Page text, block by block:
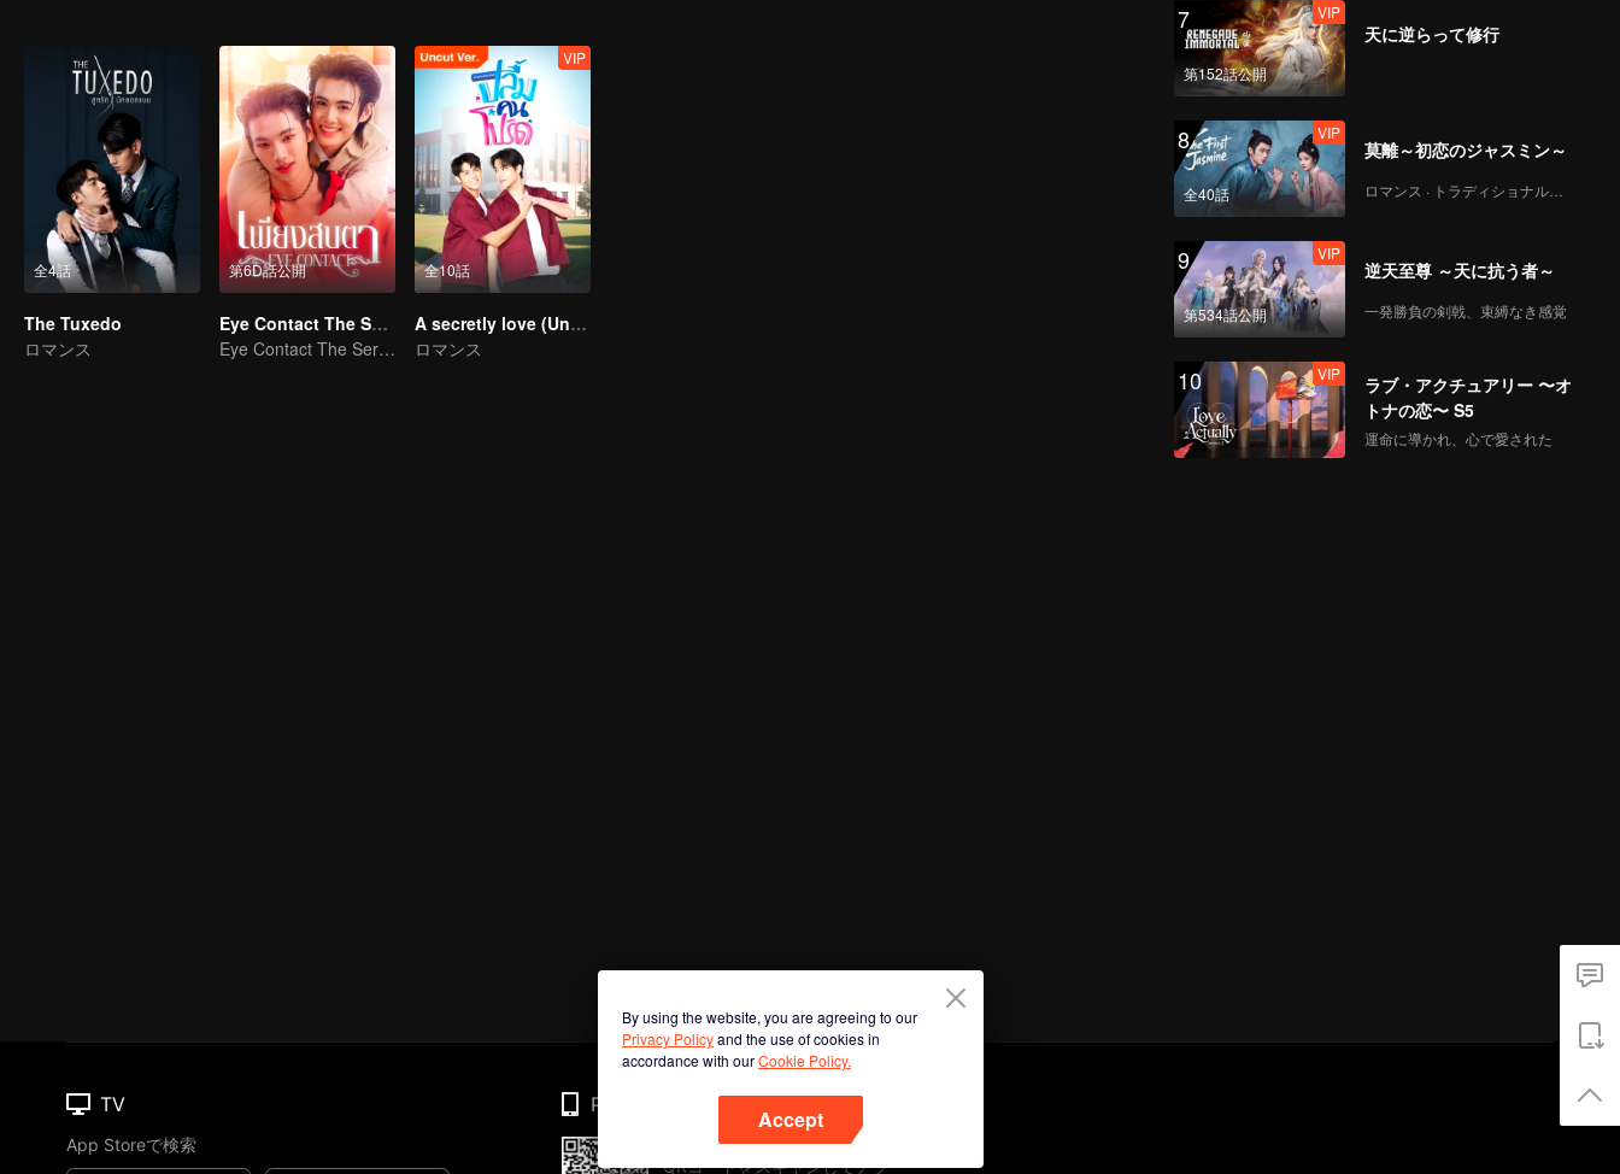
全4話
The Tuxedo
ロマンス
第6D話公開
Eye Contact The Series
Eye Contact The Series
全10話
VIP
A secretly love (Uncut Ver.)
ロマンス
7
第152話公開
VIP
天に逆らって修行
8
全40話
VIP
莫離～初恋のジャスミン～
ロマンス · トラディショナル・コスチューム
9
第534話公開
VIP
逆天至尊 ～天に抗う者～
一発勝負の剣戟、束縛なき感覚
10 VIP
ラブ・アクチュアリー 〜オ
トナの恋〜 S5
運命に導かれ、心で愛された
By using the website, you are agreeing to our
Privacy Policyand the use of cookies in
accordance with ourCookie Policy.
Accept
TV
App Storeで検索
Phone
QRコードをスキャンしてアプ